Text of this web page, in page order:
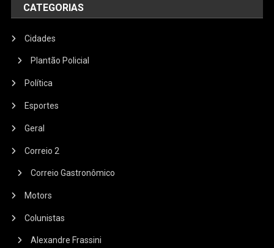
CATEGORIAS
Cidades
Plantão Policial
Política
Esportes
Geral
Correio 2
Correio Gastronômico
Motors
Colunistas
Alexandre Frassini